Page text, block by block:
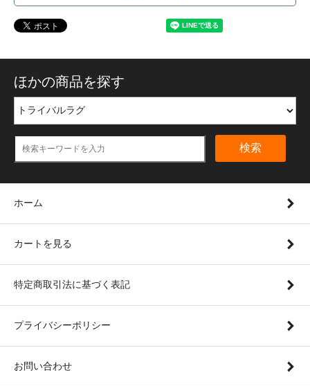
ほかの商品を探す
検索
ホーム
カートを見る
特定商取引法に基づく表記
プライバシーポリシー
お問い合わせ